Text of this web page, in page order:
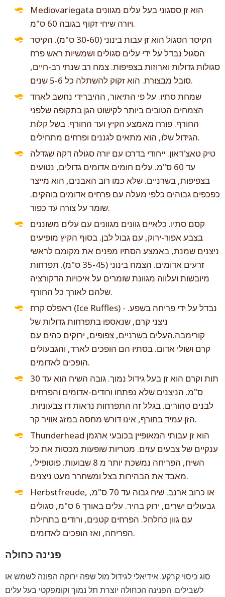
Mediovariegata הוא זן ססגוני בעל עלים מגוונים
ויורה שיחי זקוף בגובה 60 ס"מ.
הקיסר הסגול הוא זן עבות בינוני (30-60 ס"מ). הקיסר
הסגול נבדל על ידי עלים סגולים ושמשיות ראש פרח
סגולות גדולות וארוזות בצפיפות. צמח רב שנתי רב-חיים,
סובל מבצורת. הוא זקוק להשתלה כל 5-6 שנים.
שמחת סתיו. על פי התיאור, ההיברידי נחשב לאחד
הצמחים הטובים ביותר לקישוט הגן בתקופה שלפני
החורף. פורח מאמצע הקיץ ועד החורף. בשל קלות
הגידול שלו, הוא מתאים לגננים ופרחים מתחילים.
טיק טאצ'דאון. ייחודי בדרכו עם יורה סגולה דקה שגדלה
עד 60 ס"מ. עלים חומים אדומים גדולים, נטועים
בצפיפות, בשרניים. שלא כמו רוב האבנים, הוא מייצר
כפכפים גבוהים כלפי מעלה עם פרחים אדומים בוהקים.
שומר על צורה עד כפור.
קסם סתיו. כלאיים גוונים מגוונים עם עלים משוננים
בצבע אפור-ירוק, עם גבול לבן. בסוף הקיץ מופיעים
ניצנים שמנת, באמצע הסתיו מפנים את מקומם לראשי
זרעים אדומים. הצמח בינוני (35-45 ס"מ). תפרחות
מיובשות ועלווה מגוונת שומרים על איכויות הדקורציה
שלהם לאורך כל החורף.
ראפלס קרח (Ice Ruffles) - נבדל על ידי פריחה בשפע.
ניצני קרם, שנאספו בתפרחות גדולות של
קורימבה.העלים בשרניים, צפופים, ירוקים כהים עם
קרם ושולי אדום. בסתיו הם הופכים לארד, והגבעולים
הופכים לאדומים.
תות וקרם הוא זן בעל גידול נמוך. גובה השיח הוא עד 30
ס"מ. הניצנים שלא נפתחו ורודים-אדומים והפרחים
לבנים טהורים. בגלל זה התפרחות נראות דו צבעוניות.
הזן עמיד בחורף, אינו דורש מחסה במזג אוויר קר.
Thunderhead הוא זן עבותי המאופיין בכובעי ארגמן
ענקיים של צבעים עזים. מטריות שופעות מכסות את כל
השיח, הפריחה נמשכת יותר מ 8 שבועות. פוטופילי,
מאבד את הבהירות בצל ומשחרר מעט ניצנים.
Herbstfreude, או כרוב ארנב. שיח גבוה עד 70 ס"מ,
גבעולים ישרים, ירוק בהיר. עלים באורך 6 ס"מ, סגולים
עם גוון כחלחל. הפרחים קטנים, ורודים בתחילת
הפריחה, ואז הופכים לאדומים.
פנינה כחולה
סוג כיסוי קרקע. אידיאלי לגידול מול שפה ירוקה הפונה לשמש או
לשבילים. הפנינה הכחולה יוצרת תל נמוך וקומפקטי בעל עלים